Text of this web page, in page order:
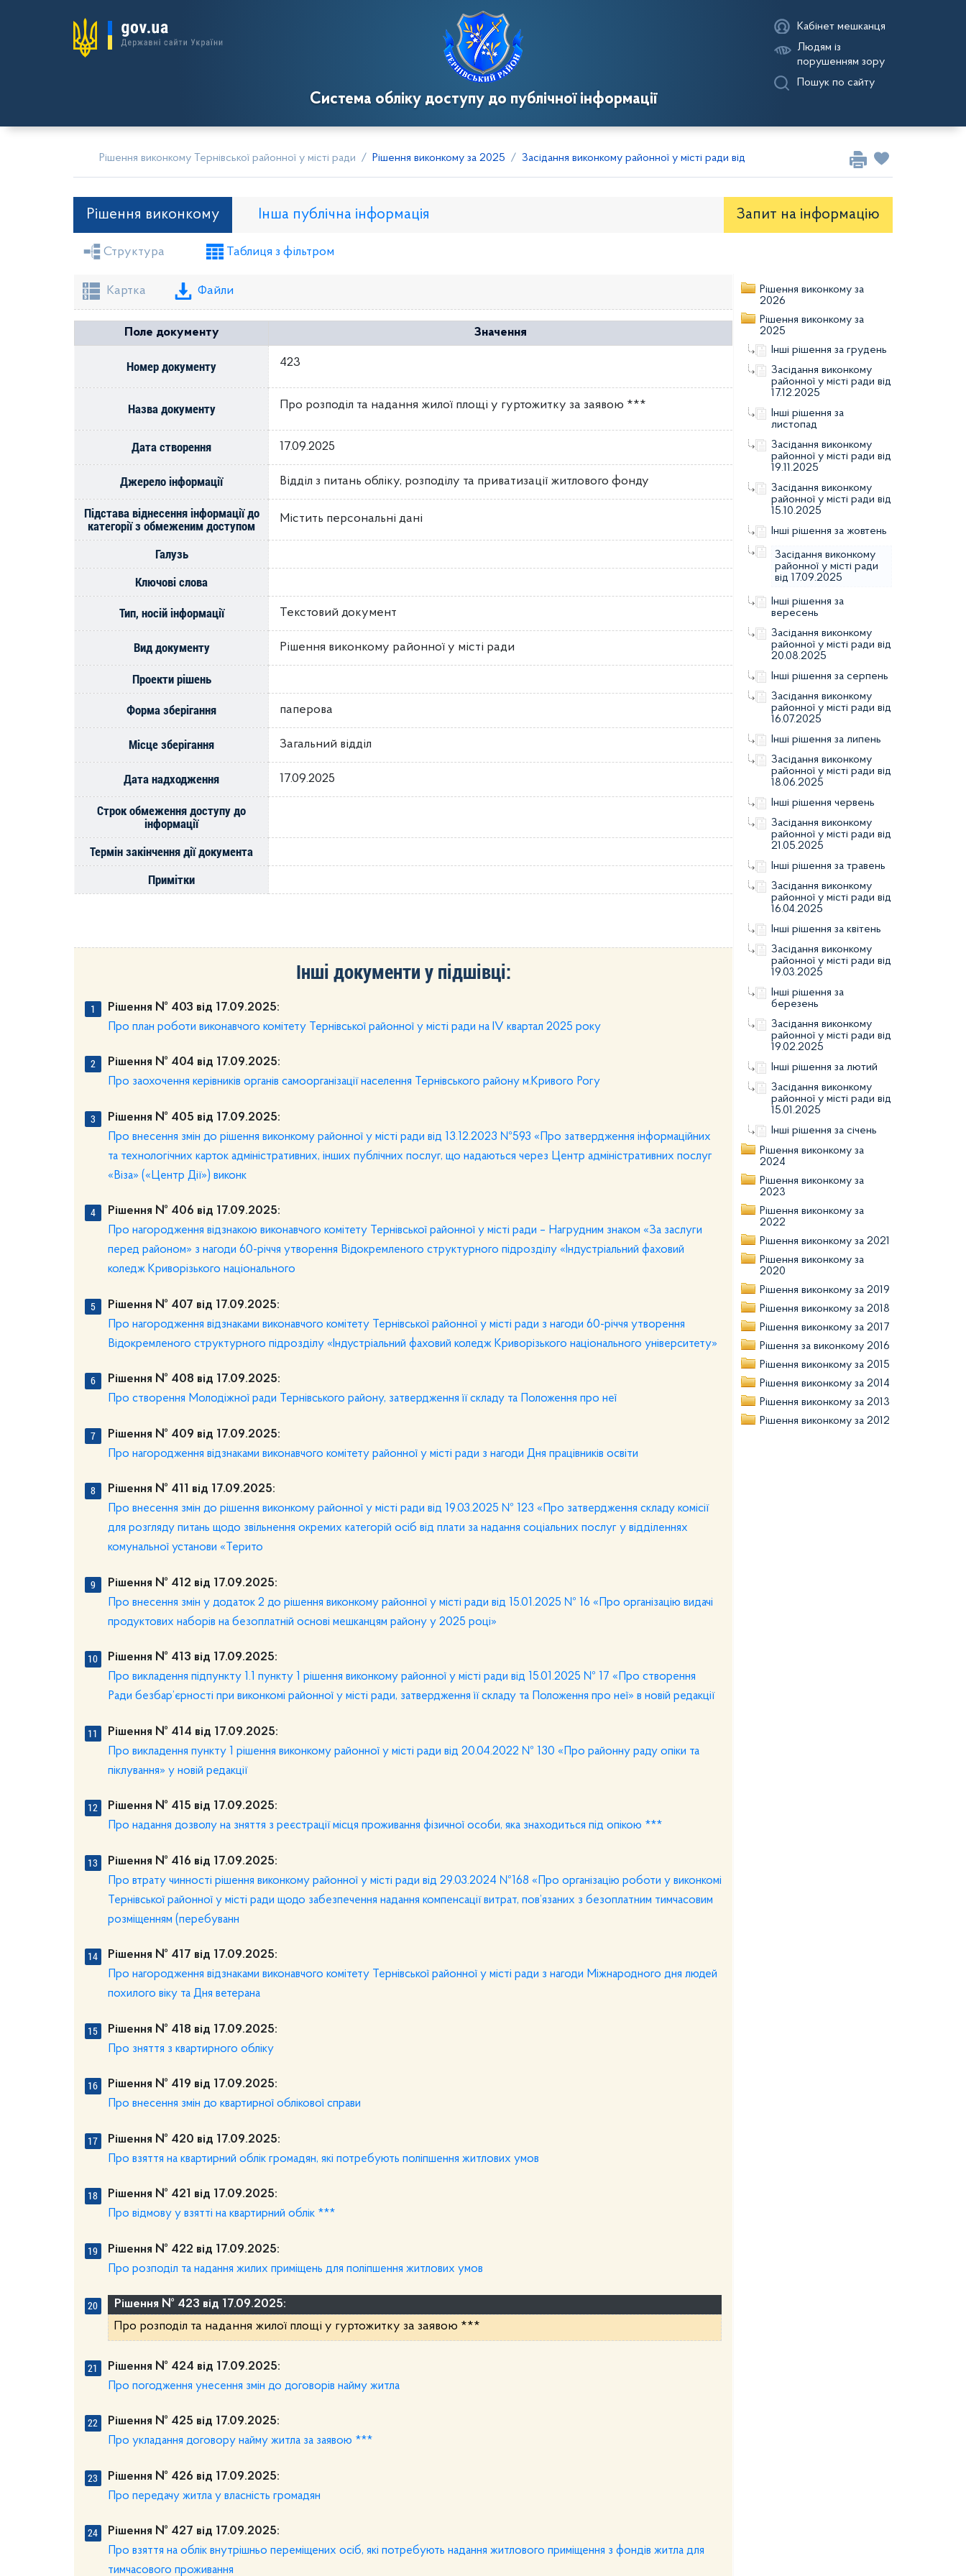
Система обліку доступу до публічної інформації
Кабінет мешканця
Людям із
порушенням зору
Пошук по сайту
Рішення виконкому Тернівської районної у місті ради Рішення виконкому за 2025 Засідання виконкому районної у місті ради від 17.09.2025
Рішення виконкому Інша публічна інформація Запит на iнформацію
Засідання районної ради Рішення виконкому
Структура Таблиця з фільтром
Картка Файли
Поле документу Значення
Номер документу 423
Назва документу Про розподіл та надання жилої площі у гуртожитку за заявою ***
Дата створення 17.09.2025
Джерело інформації Відділ з питань обліку, розподілу та приватизації житлового фонду
Підстава віднесення інформації до
категорії з обмеженим доступом Містить персональні дані
Галузь
Ключові слова
Тип, носій інформації
Текстовий документ
Вид документу Рішення виконкому районної у місті ради
Проекти рішень
Форма зберігання
паперова
Місце зберігання Загальний відділ
Дата надходження 17.09.2025
Строк обмеження доступу до
інформації
Термін закінчення дії документа
Примітки
Інші документи у підшівці:
Рішення № 403 від 17.09.2025:
Про план роботи виконавчого комітету Тернівської районної у місті ради на IV квартал 2025 року
Рішення № 404 від 17.09.2025:
Про заохочення керівників органів самоорганізації населення Тернівського району м.Кривого Рогу
Рішення № 405 від 17.09.2025:
Про внесення змін до рішення виконкому районної у місті ради від 13.12.2023 №593 «Про затвердження інформаційних
та технологічних карток адміністративних, інших публічних послуг, що надаються через Центр адміністративних послуг
«Віза» («Центр Дії») виконк
Рішення № 406 від 17.09.2025:
Про нагородження відзнакою виконавчого комітету Тернівської районної у місті ради – Нагрудним знаком «За заслуги
перед районом» з нагоди 60-річчя утворення Відокремленого структурного підрозділу «Індустріальний фаховий
коледж Криворізького національного
Рішення № 407 від 17.09.2025:
Про нагородження відзнаками виконавчого комітету Тернівської районної у місті ради з нагоди 60-річчя утворення
Відокремленого структурного підрозділу «Індустріальний фаховий коледж Криворізького національного університету»
Рішення № 408 від 17.09.2025:
Про створення Молодіжної ради Тернівського району, затвердження її складу та Положення про неї
Рішення № 409 від 17.09.2025:
Про нагородження відзнаками виконавчого комітету районної у місті ради з нагоди Дня працівників освіти
Рішення № 411 від 17.09.2025:
Про внесення змін до рішення виконкому районної у місті ради від 19.03.2025 № 123 «Про затвердження складу комісії
для розгляду питань щодо звільнення окремих категорій осіб від плати за надання соціальних послуг у відділеннях
комунальної установи «Терито
Рішення № 412 від 17.09.2025:
Про внесення змін у додаток 2 до рішення виконкому районної у місті ради від 15.01.2025 № 16 «Про організацію видачі
продуктових наборів на безоплатній основі мешканцям району у 2025 році»
Рішення № 413 від 17.09.2025:
Про викладення підпункту 1.1 пункту 1 рішення виконкому районної у місті ради від 15.01.2025 № 17 «Про створення
Ради безбар’єрності при виконкомі районної у місті ради, затвердження її складу та Положення про неї» в новій редакції
Рішення № 414 від 17.09.2025:
Про викладення пункту 1 рішення виконкому районної у місті ради від 20.04.2022 № 130 «Про районну раду опіки та
піклування» у новій редакції
Рішення № 415 від 17.09.2025:
Про надання дозволу на зняття з реєстрації місця проживання фізичної особи, яка знаходиться під опікою ***
Рішення № 416 від 17.09.2025:
Про втрату чинності рішення виконкому районної у місті ради від 29.03.2024 №168 «Про організацію роботи у виконкомі
Тернівської районної у місті ради щодо забезпечення надання компенсації витрат, пов’язаних з безоплатним тимчасовим
розміщенням (перебуванн
Рішення № 417 від 17.09.2025:
Про нагородження відзнаками виконавчого комітету Тернівської районної у місті ради з нагоди Міжнародного дня людей
похилого віку та Дня ветерана
Рішення № 418 від 17.09.2025:
Про зняття з квартирного обліку
Рішення № 419 від 17.09.2025:
Про внесення змін до квартирної облікової справи
Рішення № 420 від 17.09.2025:
Про взяття на квартирний облік громадян, які потребують поліпшення житлових умов
Рішення № 421 від 17.09.2025:
Про відмову у взятті на квартирний облік ***
Рішення № 422 від 17.09.2025:
Про розподіл та надання жилих приміщень для поліпшення житлових умов
Рішення № 423 від 17.09.2025:
Про розподіл та надання жилої площі у гуртожитку за заявою ***
Рішення № 424 від 17.09.2025:
Про погодження унесення змін до договорів найму житла
Рішення № 425 від 17.09.2025:
Про укладання договору найму житла за заявою ***
Рішення № 426 від 17.09.2025:
Про передачу житла у власність громадян
Рішення № 427 від 17.09.2025:
Про взяття на облік внутрішньо переміщених осіб, які потребують надання житлового приміщення з фондів житла для
тимчасового проживання
Рішення виконкому за
2026
Рішення виконкому за
2025
Інші рішення за грудень
Засідання виконкому
районної у місті ради від
17.12.2025
Інші рішення за
листопад
Засідання виконкому
районної у місті ради від
19.11.2025
Засідання виконкому
районної у місті ради від
15.10.2025
Інші рішення за жовтень
Засідання виконкому
районної у місті ради
від 17.09.2025
Інші рішення за
вересень
Засідання виконкому
районної у місті ради від
20.08.2025
Інші рішення за серпень
Засідання виконкому
районної у місті ради від
16.07.2025
Інші рішення за липень
Засідання виконкому
районної у місті ради від
18.06.2025
Інші рішення червень
Засідання виконкому
районної у місті ради від
21.05.2025
Інші рішення за травень
Засідання виконкому
районної у місті ради від
16.04.2025
Інші рішення за квітень
Засідання виконкому
районної у місті ради від
19.03.2025
Інші рішення за
березень
Засідання виконкому
районної у місті ради від
19.02.2025
Інші рішення за лютий
Засідання виконкому
районної у місті ради від
15.01.2025
Інші рішення за січень
Рішення виконкому за
2024
Рішення виконкому за
2023
Рішення виконкому за
2022
Рішення виконкому за 2021
Рішення виконкому за
2020
Рішення виконкому за 2019
Рішення виконкому за 2018
Рішення виконкому за 2017
Рішення за виконкому 2016
Рішення виконкому за 2015
Рішення виконкому за 2014
Рішення виконкому за 2013
Рішення виконкому за 2012